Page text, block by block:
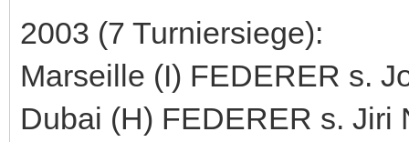
2003 (7 Turniersiege):
Marseille (I) FEDERER s.
Dubai (H) FEDERER s. Jiri